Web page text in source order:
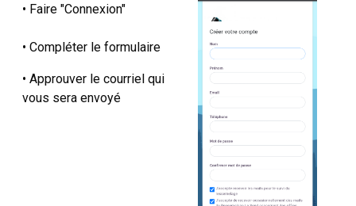
• Faire "Connexion"
• Compléter le formulaire
• Approuver le courriel qui
vous sera envoyé